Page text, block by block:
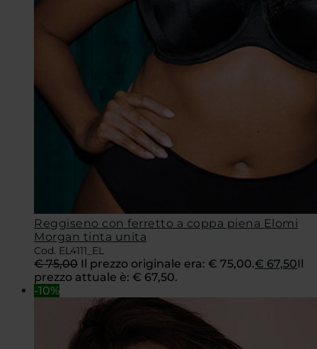
Reggiseno con ferretto a coppa piena Elomi
Morgan tinta unita
Cod. EL4111_EL
€75,00 Il prezzo originale era: € 75,00.€ 67,50Il
prezzo attuale è: € 67,50.
-10%